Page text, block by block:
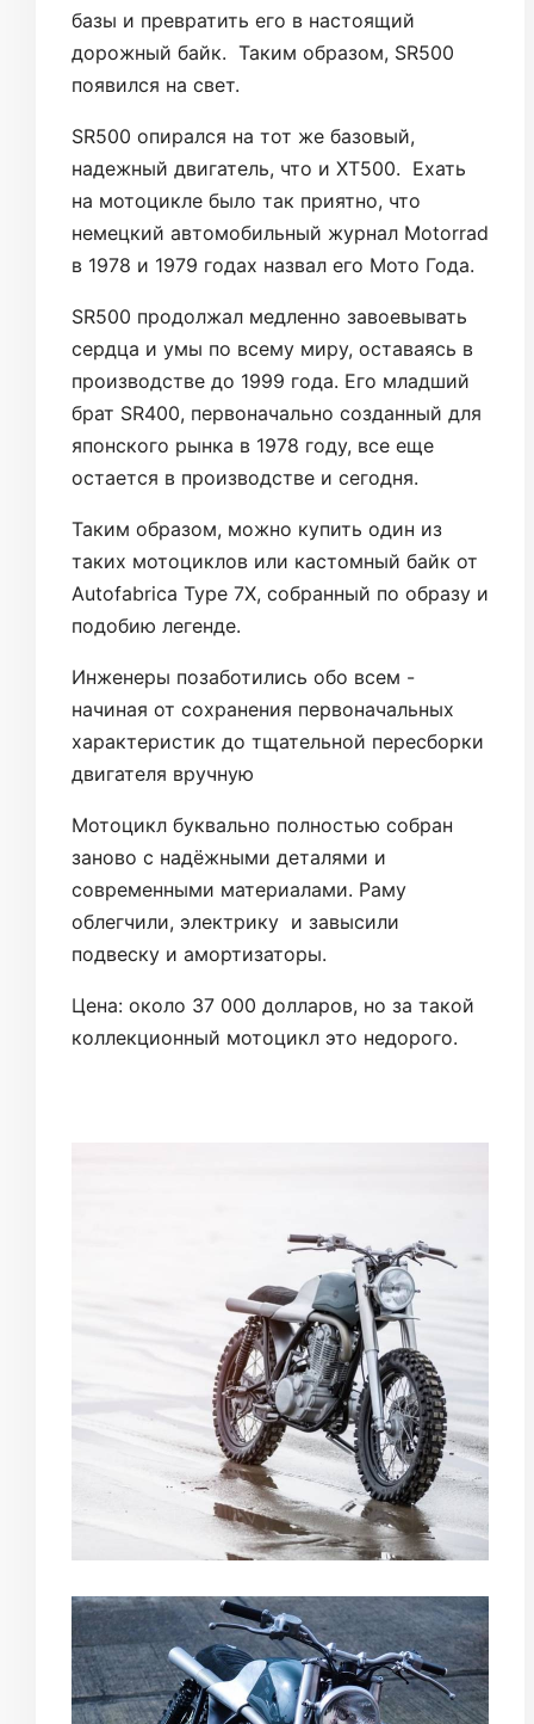
базы и превратить его в настоящий
дорожный байк. Таким образом, SR500
появился на свет.
SR500 опирался на тот же базовый,
надежный двигатель, что и XT500. Ехать
на мотоцикле было так приятно, что
немецкий автомобильный журнал Motorrad
в 1978 и 1979 годах назвал его Мото Года.
SR500 продолжал медленно завоевывать
сердца и умы по всему миру, оставаясь в
производстве до 1999 года. Его младший
брат SR400, первоначально созданный для
японского рынка в 1978 году, все еще
остается в производстве и сегодня.
Таким образом, можно купить один из
таких мотоциклов или кастомный байк от
Autofabrica Type 7X, собранный по образу и
подобию легенде.
Инженеры позаботились обо всем -
начиная от сохранения первоначальных
характеристик до тщательной пересборки
двигателя вручную
Мотоцикл буквально полностью собран
заново с надёжными деталями и
современными материалами. Раму
облегчили, электрику и завысили
подвеску и амортизаторы.
Цена: около 37 000 долларов, но за такой
коллекционный мотоцикл это недорого.